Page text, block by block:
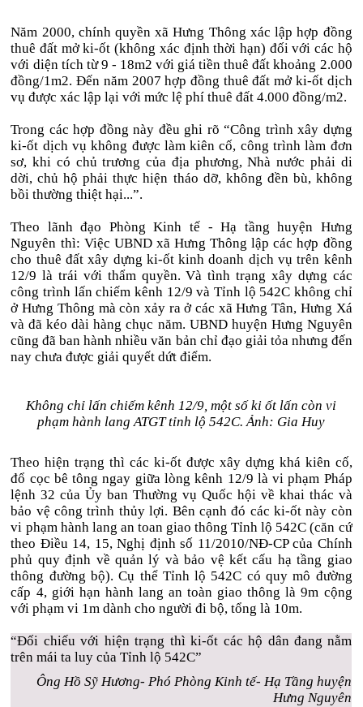
Năm 2000, chính quyền xã Hưng Thông xác lập hợp đồng
thuê đất mở ki-ốt (không xác định thời hạn) đối với các hộ
với diện tích từ 9 - 18m2 với giá tiền thuê đất khoảng 2.000
đồng/1m2. Đến năm 2007 hợp đồng thuê đất mở ki-ốt dịch
vụ được xác lập lại với mức lệ phí thuê đất 4.000 đồng/m2.
Trong các hợp đồng này đều ghi rõ “Công trình xây dựng
ki-ốt dịch vụ không được làm kiên cố, công trình làm đơn
sơ, khi có chủ trương của địa phương, Nhà nước phải di
dời, chủ hộ phải thực hiện tháo dỡ, không đền bù, không
bồi thường thiệt hại...”.
Theo lãnh đạo Phòng Kinh tế - Hạ tầng huyện Hưng
Nguyên thì: Việc UBND xã Hưng Thông lập các hợp đồng
cho thuê đất xây dựng ki-ốt kinh doanh dịch vụ trên kênh
12/9 là trái với thẩm quyền. Và tình trạng xây dựng các
công trình lấn chiếm kênh 12/9 và Tỉnh lộ 542C không chỉ
ở Hưng Thông mà còn xảy ra ở các xã Hưng Tân, Hưng Xá
và đã kéo dài hàng chục năm. UBND huyện Hưng Nguyên
cũng đã ban hành nhiều văn bản chỉ đạo giải tỏa nhưng đến
nay chưa được giải quyết dứt điểm.
Không chỉ lấn chiếm kênh 12/9, một số ki ốt lấn còn vi
phạm hành lang ATGT tỉnh lộ 542C. Ảnh: Gia Huy
Theo hiện trạng thì các ki-ốt được xây dựng khá kiên cố,
đổ cọc bê tông ngay giữa lòng kênh 12/9 là vi phạm Pháp
lệnh 32 của Ủy ban Thường vụ Quốc hội về khai thác và
bảo vệ công trình thủy lợi. Bên cạnh đó các ki-ốt này còn
vi phạm hành lang an toan giao thông Tỉnh lộ 542C (căn cứ
theo Điều 14, 15, Nghị định số 11/2010/NĐ-CP của Chính
phủ quy định về quản lý và bảo vệ kết cấu hạ tầng giao
thông đường bộ). Cụ thể Tỉnh lộ 542C có quy mô đường
cấp 4, giới hạn hành lang an toàn giao thông là 9m cộng
với phạm vi 1m dành cho người đi bộ, tổng là 10m.
“Đối chiếu với hiện trạng thì ki-ốt các hộ dân đang nằm
trên mái ta luy của Tỉnh lộ 542C”
Ông Hồ Sỹ Hương- Phó Phòng Kinh tế- Hạ Tầng huyện
Hưng Nguyên